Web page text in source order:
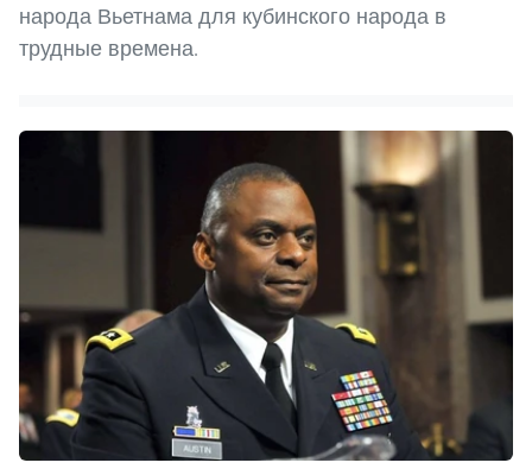
народа Вьетнама для кубинского народа в
трудные времена.